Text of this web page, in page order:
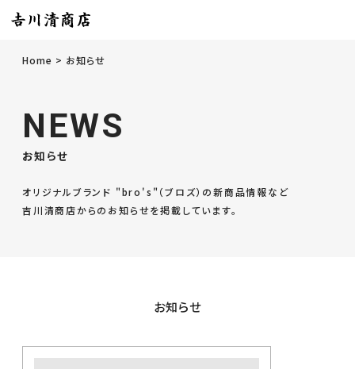
Home お知らせ
NEWS
お知らせ
オリジナルブランド "bro's"（ブロズ）の新商品情報など
吉川清商店からのお知らせを掲載しています。
お知らせ